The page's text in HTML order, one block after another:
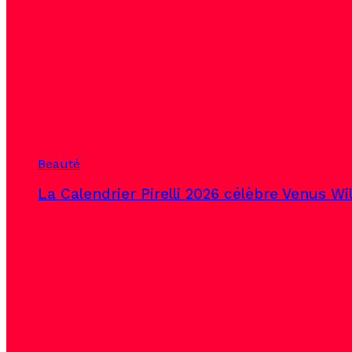
Beauté
La Calendrier Pirelli 2026 célèbre Venus